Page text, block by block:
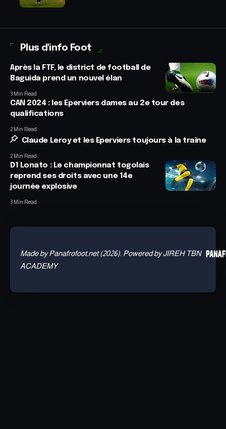
Plus d'info Foot
Après la FTF, le district de football de
Baguida prend un nouvel élan
3 Min Read
CAN 2024 : les Eperviers dames au 2e tour des
qualifications
2 Min Read
Claude Leroy et les Eperviers toujours à la traîne
2 Min Read
D1 Lonato : Le championnat togolais
reprend ses droits avec une 14e
journée explosive
3 Min Read
Made by Panafrofoot.net (2026). Powered by JIREH TBN
ACADEMY